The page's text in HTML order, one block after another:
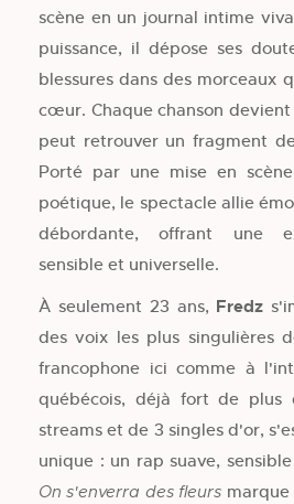
scène en un journal intime
puissance, il dépose ses
blessures dans des morceaux
cœur. Chaque chanson
peut retrouver un fragment
Porté par une mise en
poétique, le spectacle allie
débordante, offrant une
sensible et universelle.
À seulement 23 ans, Fredz
des voix les plus singulières
francophone ici comme à
québécois, déjà fort de plus
streams et de 3 singles d'or,
unique : un rap suave,
On s'enverra des fleurs marque